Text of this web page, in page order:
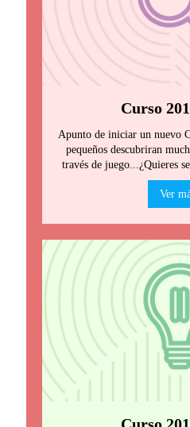
Curso
Apunto de iniciar un nuevo
pequeños descubriran
través de juego...¿Quieres
Ver